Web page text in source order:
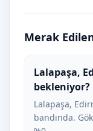
Merak
Lalapaşa,
bekleniyor?
Lalapaşa,
bandında.